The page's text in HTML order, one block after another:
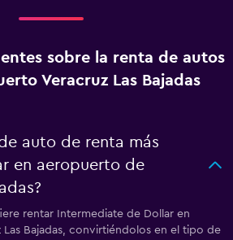
sobre la renta de autos
Veracruz Las Bajadas
auto de renta más
en aeropuerto de
rentar Intermediate de Dollar en
Bajadas, convirtiéndolos en el tipo de